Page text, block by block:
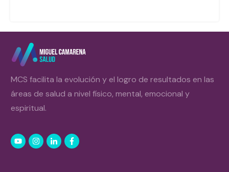
MCS facilita la evolución y el logro de resultados en las
áreas de salud a nivel físico, mental, emocional y
espiritual.